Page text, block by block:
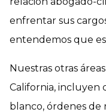
enfrentar sus
entendemos que
Nuestras otras
California, incluyen
blanco, órdenes de